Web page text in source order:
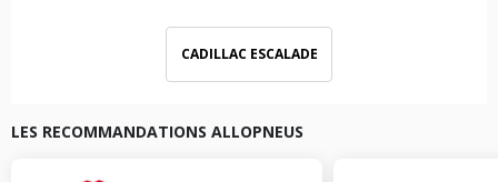
CADILLAC ESCALADE
LES RECOMMANDATIONS ALLOPNEUS